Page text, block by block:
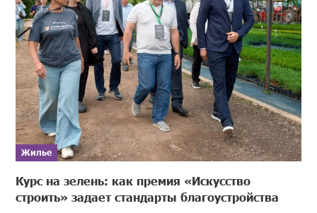
Жилье
Курс на зелень: как премия «Искусство
строить» задает стандарты благоустройства